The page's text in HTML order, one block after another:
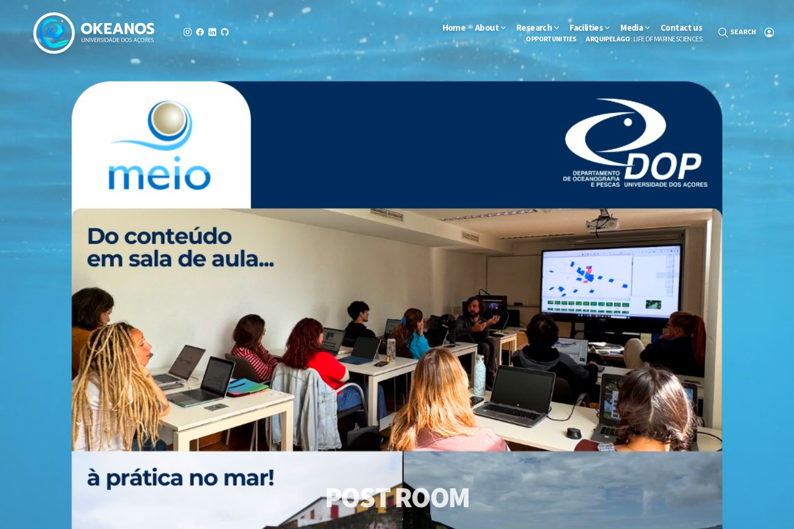
Home About Research Facilities Media Contact us
OPPORTUNITIES ARQUIPELAGO: LIFE OF MARINE SCIENCES
SEARCH
POSTROOM